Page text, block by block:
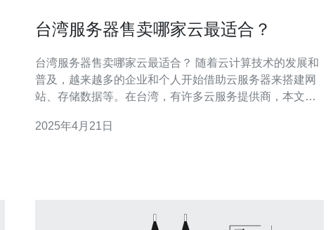
台湾服务器售卖哪家云最适合？
台湾服务器售卖哪家云最适合？ 随着云计算技术的发展和
普及，越来越多的企业和个人开始借助云服务器来搭建网
站、存储数据等。在台湾，有许多云服务提供商，本文将
势和适用场景，帮助您选择最适合的云服务。 云平台A是
2025年4月21日